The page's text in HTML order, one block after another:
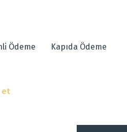
Ödeme Kapıda Ödeme
et